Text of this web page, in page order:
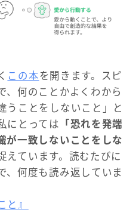
この本を開きます。スピ
、何のことかよくわから
うことをしないこと」と
にとっては
「恐れを発端
が一致しないことをしな
えています。読むたびに
、何度も読み返していま
と』